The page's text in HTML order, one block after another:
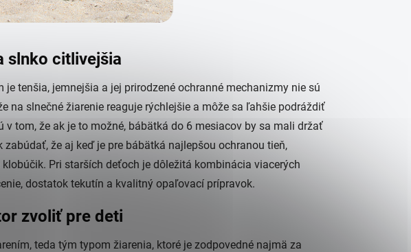
slnko citlivejšia
tenšia, jemnejšia a jej prirodzené ochranné mechanizmy nie sú
na slnečné žiarenie reaguje rýchlejšie a môže sa ľahšie podráždiť
tom, že ak je to možné, bábätká do 6 mesiacov by sa mali držať
že aj keď je pre bábätká najlepšou ochranou tieň,
Pri starších deťoch je dôležitá kombinácia viacerých
dostatok tekutín a kvalitný opaľovací prípravok.
zvoliť pre deti
teda tým typom žiarenia, ktoré je zodpovedné najmä za